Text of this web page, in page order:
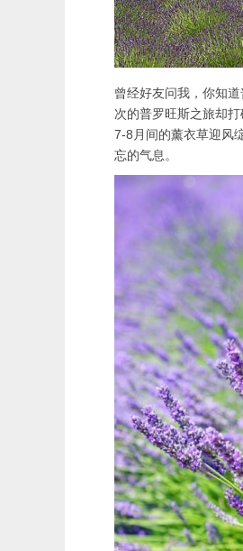
曾经好友问我，你知
次的普罗旺斯之旅却
7-8月间的薰衣草迎风
忘的气息。